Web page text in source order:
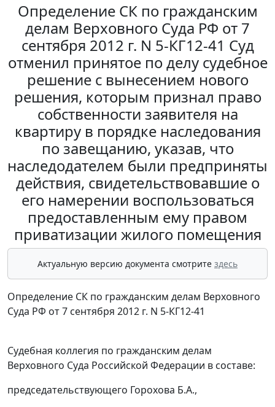
Определение СК по гражданским
делам Верховного Суда РФ от 7
сентября 2012 г. N 5-КГ12-41 Суд
отменил принятое по делу судебное
решение с вынесением нового
решения, которым признал право
собственности заявителя на
квартиру в порядке наследования
по завещанию, указав, что
наследодателем были предприняты
действия, свидетельствовавшие о
его намерении воспользоваться
предоставленным ему правом
приватизации жилого помещения
Актуальную версию документа смотрите здесь
Определение СК по гражданским делам Верховного
Суда РФ от 7 сентября 2012 г. N 5-КГ12-41
Судебная коллегия по гражданским делам
Верховного Суда Российской Федерации в составе:
председательствующего Горохова Б.А.,